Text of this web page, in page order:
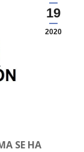
19
2020
SE HA